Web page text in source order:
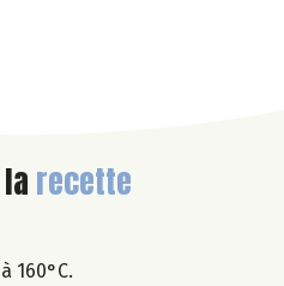
recette
160°C.